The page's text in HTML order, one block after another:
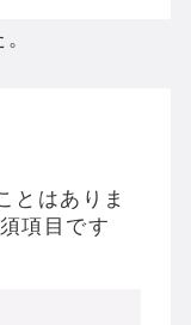
ェラってなん
とはありま
項目です